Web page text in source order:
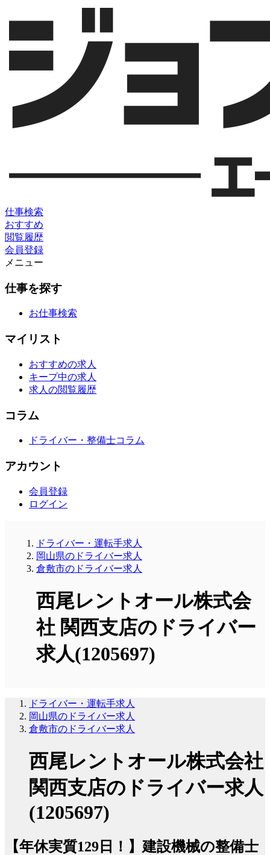
仕事検索
おすすめ
閲覧履歴
会員登録
メニュー
仕事を探す
お仕事検索
マイリスト
おすすめの求人
キープ中の求人
求人の閲覧履歴
コラム
ドライバー・整備士コラム
アカウント
会員登録
ログイン
ドライバー・運転手求人
岡山県のドライバー求人
倉敷市のドライバー求人
西尾レントオール株式会
社 関西支店のドライバー
求人(1205697)
ドライバー・運転手求人
岡山県のドライバー求人
倉敷市のドライバー求人
西尾レントオール株式会社
関西支店のドライバー求人
(1205697)
【年休実質129日！】建設機械の整備士